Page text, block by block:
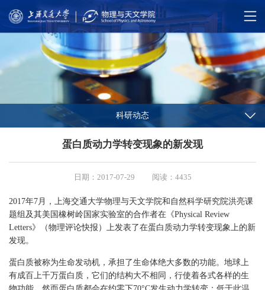
科研动态
蛋白质动力学转变现象的新发现
日期：2017-07-29 阅读：4435
2017年7月，上海交通大学物理与天文学院和自然科学研究院洪亮课
题组及其美国橡树岭国家实验室的合作者在《Physical Review
Letters》（物理评论快报）上发表了在蛋白质动力学转变现象上的新
发现。
蛋白质被称为生命发动机，承担了生命体绝大多数的功能。地球上
有成百上千万蛋白质，它们的结构大不相同，行使着各式各样的生